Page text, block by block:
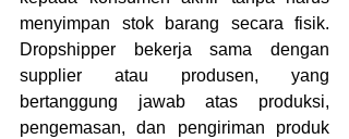
menyimpan stok barang secara fisik.
Dropshipper bekerja sama dengan
supplier atau produsen, yang
bertanggung jawab atas produksi,
pengemasan, dan pengiriman produk